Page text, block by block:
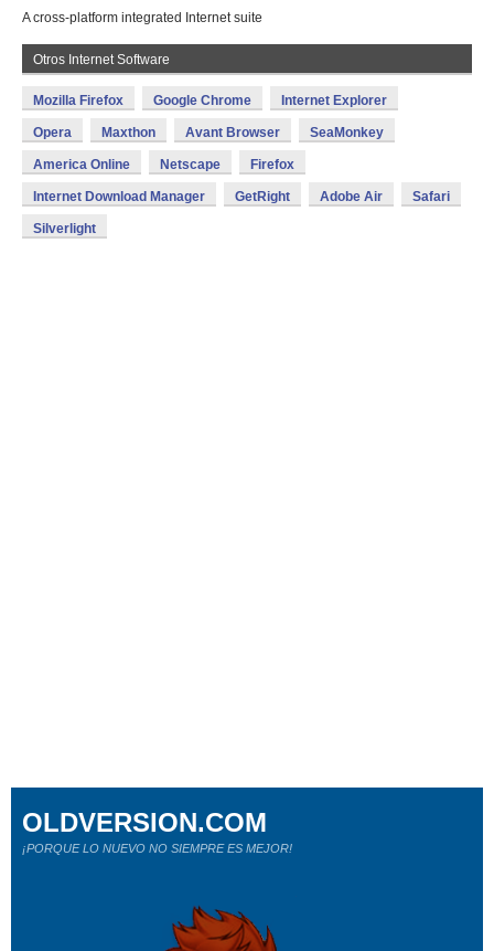
A cross-platform integrated Internet suite
Otros Internet Software
Mozilla Firefox Google Chrome Internet Explorer
Opera Maxthon Avant Browser SeaMonkey
America Online Netscape Firefox
Internet Download Manager GetRight Adobe Air Safari
Silverlight
OLDVERSION.COM
¡PORQUE LO NUEVO NO SIEMPRE ES MEJOR!